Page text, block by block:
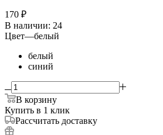
170 ₽
В наличии: 24
Цвет—белый
белый
синий
В корзину
Купить в 1 клик
Рассчитать доставку